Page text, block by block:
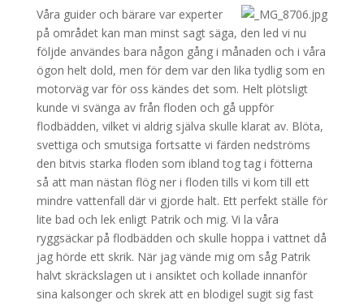
Våra guider och bärare var experter
på området kan man minst sagt säga, den led vi nu
följde användes bara någon gång i månaden och i våra
ögon helt dold, men för dem var den lika tydlig som en
motorväg var för oss kändes det som. Helt plötsligt
kunde vi svänga av från floden och gå uppför
flodbädden, vilket vi aldrig själva skulle klarat av. Blöta,
svettiga och smutsiga fortsatte vi färden nedströms
den bitvis starka floden som ibland tog tag i fötterna
så att man nästan flög ner i floden tills vi kom till ett
mindre vattenfall där vi gjorde halt. Ett perfekt ställe för
lite bad och lek enligt Patrik och mig. Vi la våra
ryggsäckar på flodbädden och skulle hoppa i vattnet då
jag hörde ett skrik. När jag vände mig om såg Patrik
halvt skräckslagen ut i ansiktet och kollade innanför
sina kalsonger och skrek att en blodigel sugit sig fast